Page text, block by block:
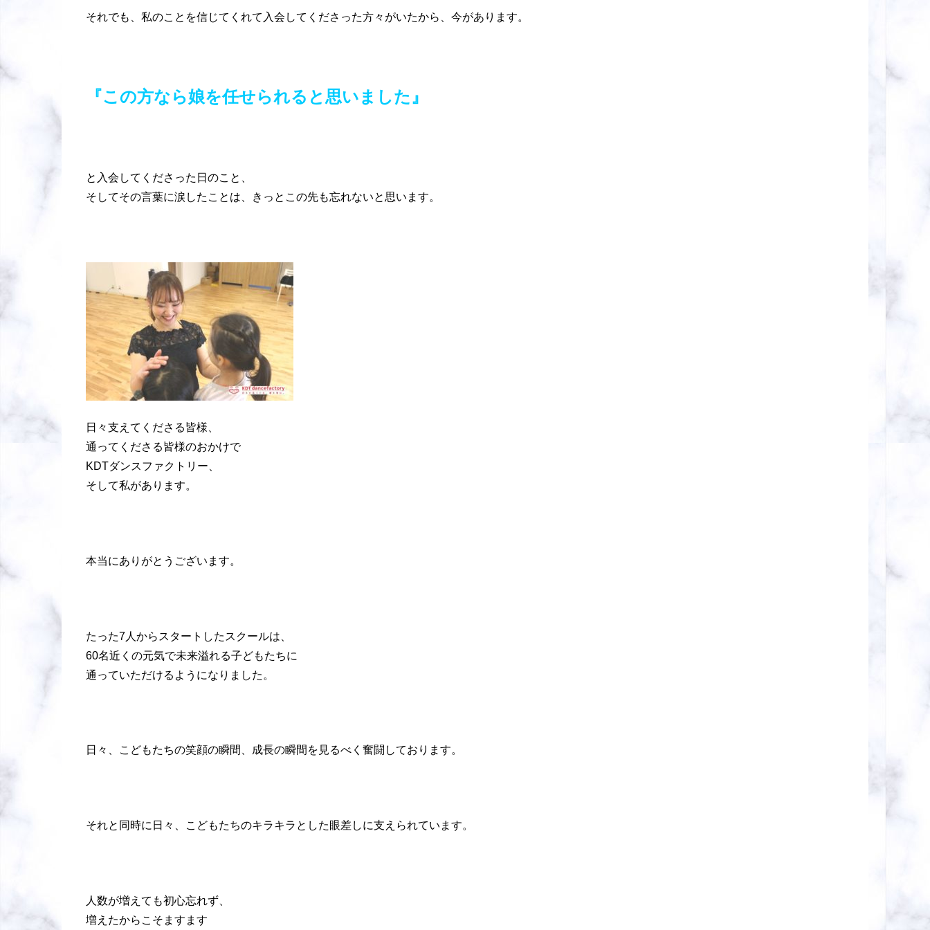
それでも、私のことを信じてくれて入会してくださった方々がいたから、今があります。
『この方なら娘を任せられると思いました』
と入会してくださった日のこと、
そしてその言葉に涙したことは、きっとこの先も忘れないと思います。
日々支えてくださる皆様、
通ってくださる皆様のおかけで
KDTダンスファクトリー、
そして私があります。
本当にありがとうございます。
たった7人からスタートしたスクールは、
60名近くの元気で未来溢れる子どもたちに
通っていただけるようになりました。
日々、こどもたちの笑顔の瞬間、成長の瞬間を見るべく奮闘しております。
それと同時に日々、こどもたちのキラキラとした眼差しに支えられています。
人数が増えても初心忘れず、
増えたからこそますます